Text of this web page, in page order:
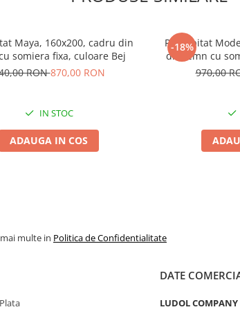
Maya, 160x200, cadru din
cu somiera fixa, culoare Bej
RON870,00 RON
IN STOC
ADAUGA IN COS
-18%
Pat tapitat
din lemn cu
970,00
multe in Politica de Confidentialitate
DATE
LUDOL COMPANY